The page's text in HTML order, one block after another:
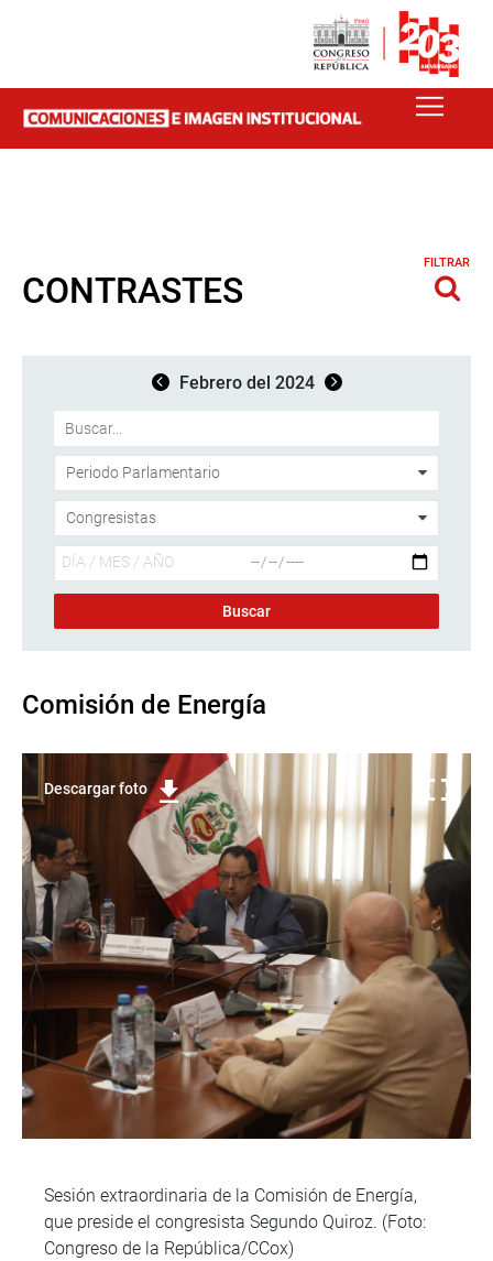
CONTRASTES
FILTRAR
Febrero del 2024
Comisión de Energía
Descargar foto
Sesión extraordinaria de la Comisión de Energía,
que preside el congresista Segundo Quiroz. (Foto:
Congreso de la República/CCox)